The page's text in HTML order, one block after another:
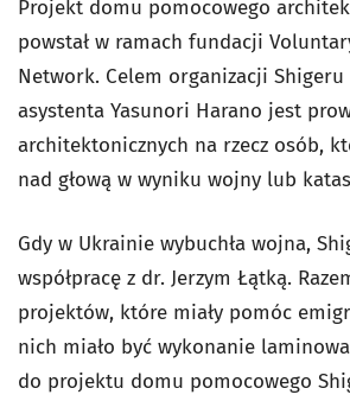
Projekt domu pomocowego
powstał w ramach fundacji
Network. Celem organizacji Shigeru
asystenta Yasunori Harano jest
architektonicznych na rzecz osób,
nad głową w wyniku wojny lub
Gdy w Ukrainie wybuchła wojna,
współpracę z dr. Jerzym Łątką.
projektów, które miały pomóc
nich miało być wykonanie
do projektu domu pomocowego